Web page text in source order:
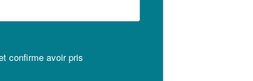
confirme avoir pris